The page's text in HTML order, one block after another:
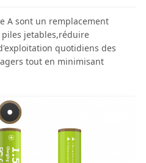
A sont un remplacement
jetables,réduire
quotidiens des
tout en minimisant